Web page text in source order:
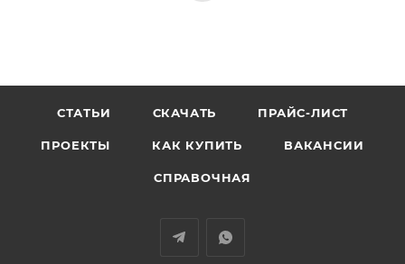
СТАТЬИ СКАЧАТЬ ПРАЙС-ЛИСТ
ПРОЕКТЫ КАК КУПИТЬ ВАКАНСИИ
СПРАВОЧНАЯ